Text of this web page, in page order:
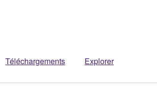
Téléchargements Explorer